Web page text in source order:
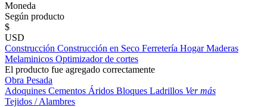
Moneda
Según producto
$
USD
Construcción Construcción en Seco Ferretería HogarMaderas
Melaminicos Optimizador de cortes
El producto fue agregado correctamente
Obra Pesada
Adoquines Cementos Áridos Bloques Ladrillos Ver más
Tejidos / Alambres